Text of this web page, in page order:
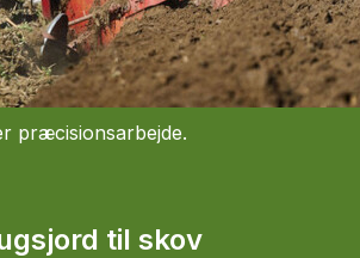
præcisionsarbejde.
til skov